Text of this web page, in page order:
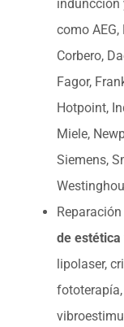
induncción
como AEG,
Corbero,
Fagor,
Hotpoint,
Miele,
Siemens,
Reparación
de estética
lipolaser,